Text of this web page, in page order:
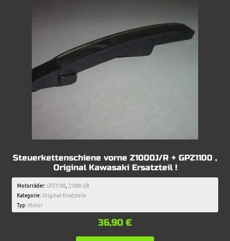
Steuerkettenschiene vorne Z1000J/R + GPZ1100 ,
Original Kawasaki Ersatzteil !
Motorräder:GPZ1100, Z1000 J/R
Kategorie:Original-Ersatzteile
Typ: Motor
36,90 €